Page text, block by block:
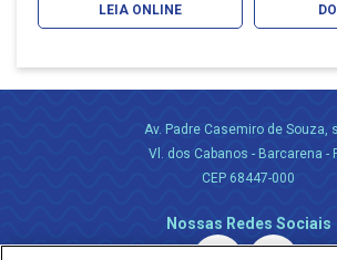
LEIA ONLINE
Av. Padre Casemiro de Souza,
Vl. dos Cabanos - Barcarena -
CEP 68447-000
Nossas Redes Sociais